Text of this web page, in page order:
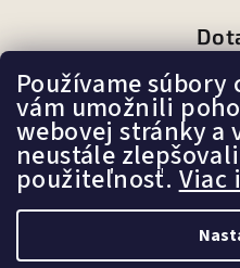
Používame súbory
vám umožnili
webovej stránky a
neustále
použiteľnosť.Viac
Ako sa Vám